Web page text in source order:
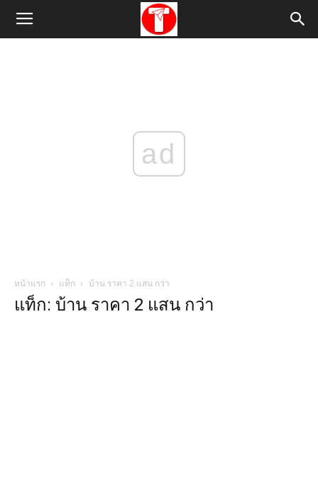
ad
หน้าแรก แท็ก บ้าน ราคา 2 แสน กว่า
แท็ก: บ้าน ราคา 2 แสน กว่า